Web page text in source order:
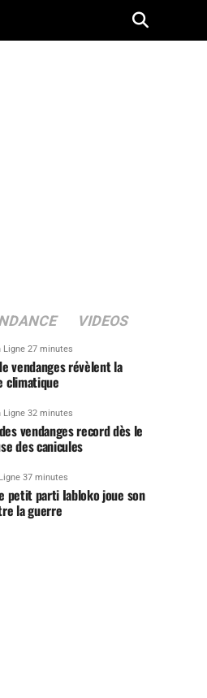
VIDEOS
Ligne 27 minutes
vendanges révèlent la
climatique
Ligne 32 minutes
vendanges record dès le
des canicules
37 minutes
petit parti Iabloko joue son
la guerre